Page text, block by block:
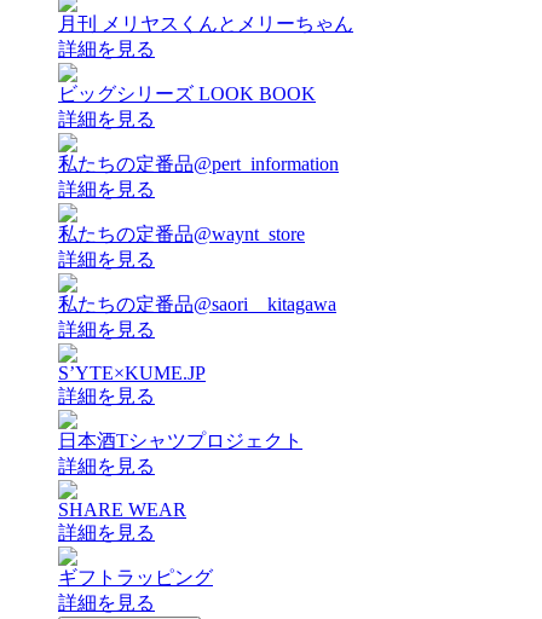
月刊 メリヤスくんとメリーちゃん
詳細を見る
ビッグシリーズ LOOK BOOK
詳細を見る
私たちの定番品@pert_information
詳細を見る
私たちの定番品@waynt_store
詳細を見る
私たちの定番品@saori__kitagawa
詳細を見る
S’YTE×KUME.JP
詳細を見る
日本酒Tシャツプロジェクト
詳細を見る
SHARE WEAR
詳細を見る
ギフトラッピング
詳細を見る